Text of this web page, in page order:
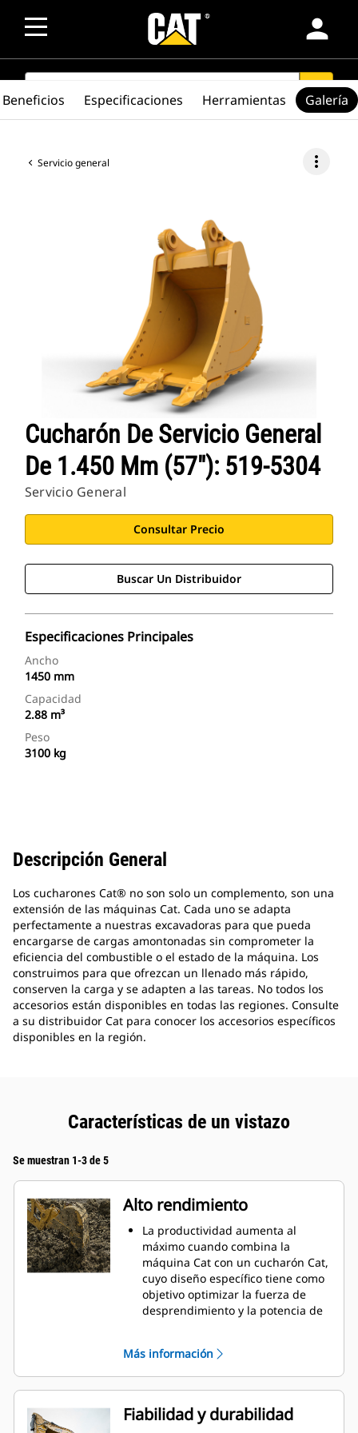
person
SEARCH search
Servicio general more_vert
Cucharón De Servicio General
De 1.450 Mm (57"): 519-5304
Servicio General
Consultar Precio
Buscar Un Distribuidor
Especificaciones Principales
Ancho
1450 mm
Capacidad
2.88 m³
Peso
3100 kg
Beneficios Especificaciones Herramientas Galería
Descripción General
Los cucharones Cat® no son solo un complemento, son una
extensión de las máquinas Cat. Cada uno se adapta
perfectamente a nuestras excavadoras para que pueda
encargarse de cargas amontonadas sin comprometer la
eficiencia del combustible o el estado de la máquina. Los
construimos para que ofrezcan un llenado más rápido,
conserven la carga y se adapten a las tareas. No todos los
accesorios están disponibles en todas las regiones. Consulte
a su distribuidor Cat para conocer los accesorios específicos
disponibles en la región.
Características de un vistazo
Se muestran 1-3 de 5
Alto rendimiento
La productividad aumenta al
máximo cuando combina la
máquina Cat con un cucharón Cat,
cuyo diseño específico tiene como
objetivo optimizar la fuerza de
desprendimiento y la potencia de
radio mejora el flujo de material
hacia el cucharón. El espacio libre
del talón agregado asegura que la
parte inferior del cucharón no se
arrastre, lo que reduce los costos
Más información
Fiabilidad y durabilidad